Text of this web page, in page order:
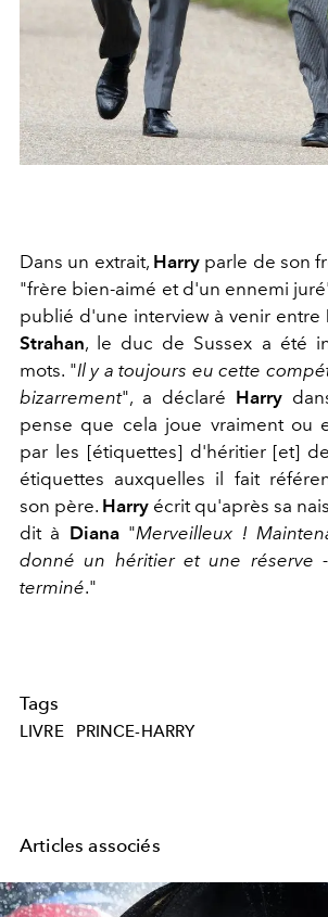
Dans un extrait, Harry parle de son
"frère bien-aimé et d'un ennemi
publié d'une interview à venir entre
Strahan, le duc de Sussex a été
mots. "Il y a toujours eu cette
bizarrement", a déclaré Harry
pense que cela joue vraiment ou
par les [étiquettes] d'héritier [et]
étiquettes auxquelles il fait
son père. Harry écrit qu'après sa
dit à Diana"Merveilleux !
donné un héritier et une réserve
terminé."
Tags
LIVRE PRINCE-HARRY
Articles associés